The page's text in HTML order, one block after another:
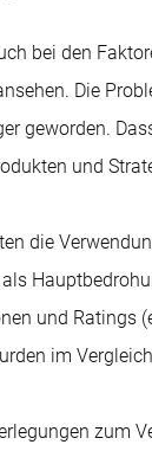
bei den
Die
geworden.
und
die
und Ratings
im
zum